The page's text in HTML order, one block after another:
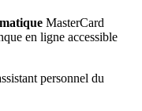
MasterCard
en ligne accessible
personnel du